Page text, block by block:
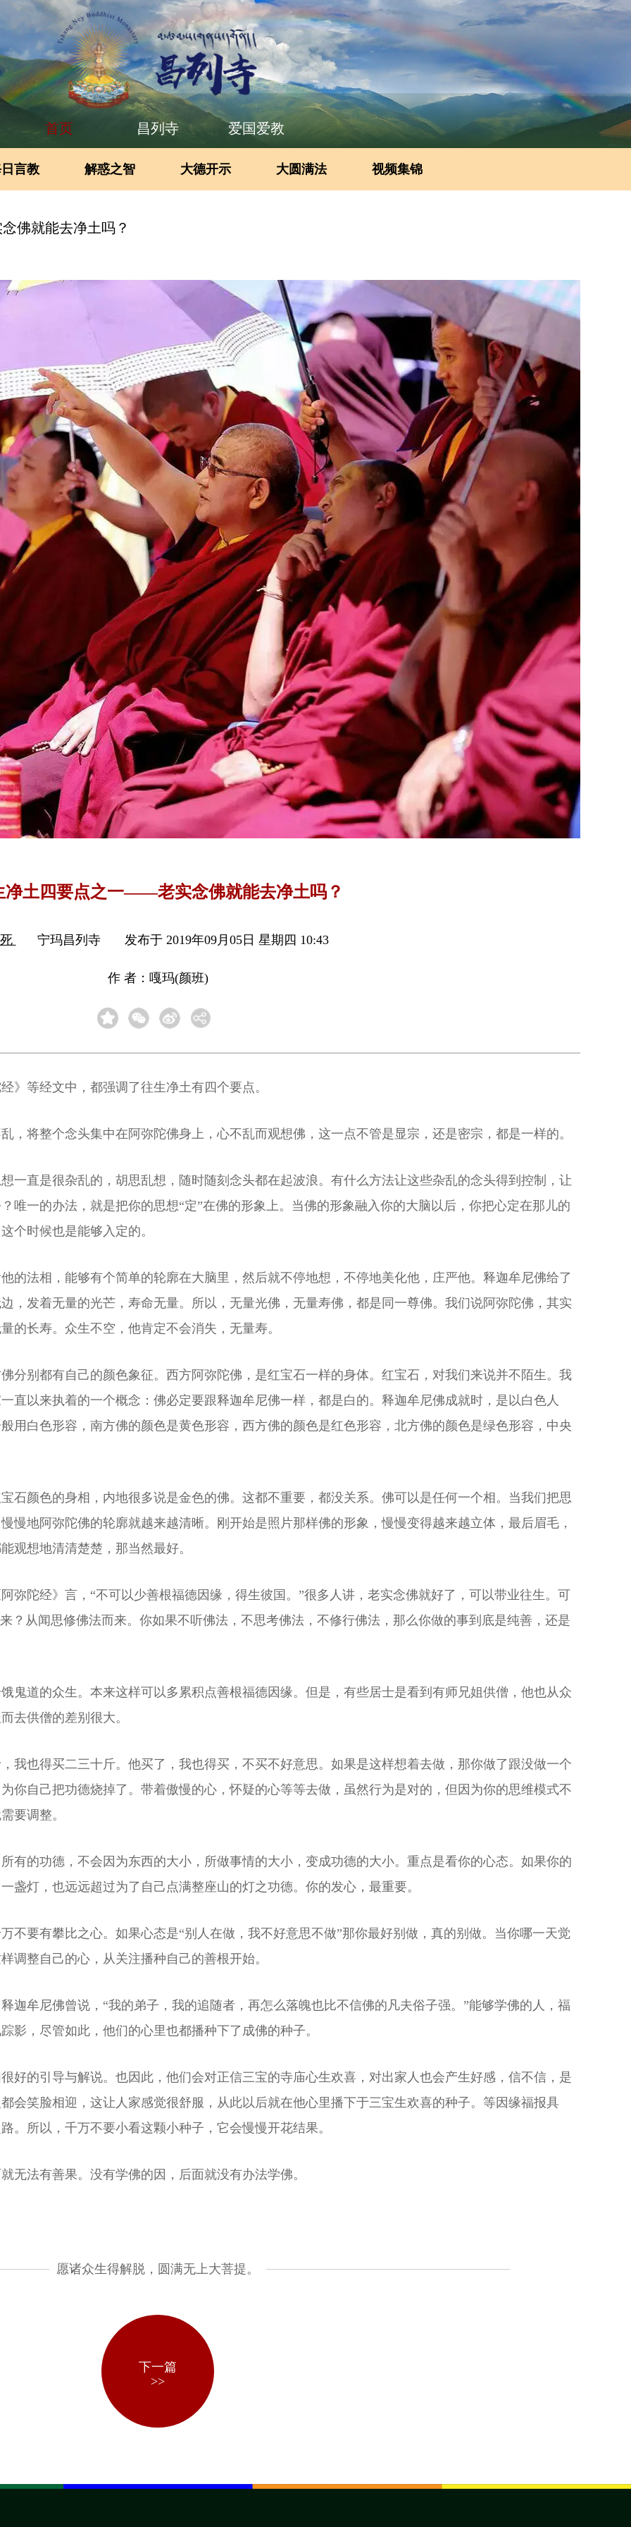
首页 昌列寺 爱国爱教
言教 解惑之智 大德开示 大圆满法 视频集锦
佛就能去净土吗？
净土四要点之一——老实念佛就能去净土吗？
宁玛昌列寺 发布于 2019年09月05日 星期四 10:43
作 者：嘎玛(颜班)
》等经文中，都强调了往生净土有四个要点。
，将整个念头集中在阿弥陀佛身上，心不乱而观想佛，这一点不管是显宗，还是密宗，都是一样的。
一直是很杂乱的，胡思乱想，随时随刻念头都在起波浪。有什么方法让这些杂乱的念头得到控制，让
唯一的办法，就是把你的思想“定”在佛的形象上。当佛的形象融入你的大脑以后，你把心定在那儿的
个时候也是能够入定的。
的法相，能够有个简单的轮廓在大脑里，然后就不停地想，不停地美化他，庄严他。释迦牟尼佛给了
，发着无量的光芒，寿命无量。所以，无量光佛，无量寿佛，都是同一尊佛。我们说阿弥陀佛，其实
的长寿。众生不空，他肯定不会消失，无量寿。
分别都有自己的颜色象征。西方阿弥陀佛，是红宝石一样的身体。红宝石，对我们来说并不陌生。我
直以来执着的一个概念：佛必定要跟释迦牟尼佛一样，都是白的。释迦牟尼佛成就时，是以白色人
用白色形容，南方佛的颜色是黄色形容，西方佛的颜色是红色形容，北方佛的颜色是绿色形容，中央
石颜色的身相，内地很多说是金色的佛。这都不重要，都没关系。佛可以是任何一个相。当我们把思
慢地阿弥陀佛的轮廓就越来越清晰。刚开始是照片那样佛的形象，慢慢变得越来越立体，最后眉毛，
观想地清清楚楚，那当然最好。
弥陀经》言，“不可以少善根福德因缘，得生彼国。”很多人讲，老实念佛就好了，可以带业往生。可
？从闻思修佛法而来。你如果不听佛法，不思考佛法，不修行佛法，那么你做的事到底是纯善，还是
鬼道的众生。本来这样可以多累积点善根福德因缘。但是，有些居士是看到有师兄姐供僧，他也从众
去供僧的差别很大。
我也得买二三十斤。他买了，我也得买，不买不好意思。如果是这样想着去做，那你做了跟没做一个
你自己把功德烧掉了。带着傲慢的心，怀疑的心等等去做，虽然行为是对的，但因为你的思维模式不
要调整。
有的功德，不会因为东西的大小，所做事情的大小，变成功德的大小。重点是看你的心态。如果你的
盏灯，也远远超过为了自己点满整座山的灯之功德。你的发心，最重要。
不要有攀比之心。如果心态是“别人在做，我不好意思不做”那你最好别做，真的别做。当你哪一天觉
调整自己的心，从关注播种自己的善根开始。
迦牟尼佛曾说，“我的弟子，我的追随者，再怎么落魄也比不信佛的凡夫俗子强。”能够学佛的人，福
影，尽管如此，他们的心里也都播种下了成佛的种子。
好的引导与解说。也因此，他们会对正信三宝的寺庙心生欢喜，对出家人也会产生好感，信不信，是
会笑脸相迎，这让人家感觉很舒服，从此以后就在他心里播下于三宝生欢喜的种子。等因缘福报具
。所以，千万不要小看这颗小种子，它会慢慢开花结果。
无法有善果。没有学佛的因，后面就没有办法学佛。
愿诸众生得解脱，圆满无上大菩提。
下一篇
>>